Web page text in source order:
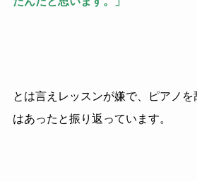
とは言えレッスンが嫌で、ピアノを
はあったと振り返っています。